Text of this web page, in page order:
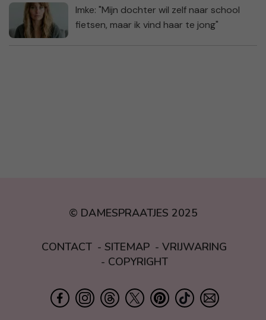
Imke: "Mijn dochter wil zelf naar school
fietsen, maar ik vind haar te jong"
© DAMESPRAATJES 2025
CONTACT SITEMAP
VRIJWARING
COPYRIGHT